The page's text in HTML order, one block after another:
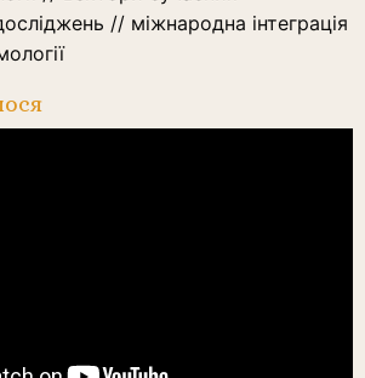
// міжнародна інтеграція